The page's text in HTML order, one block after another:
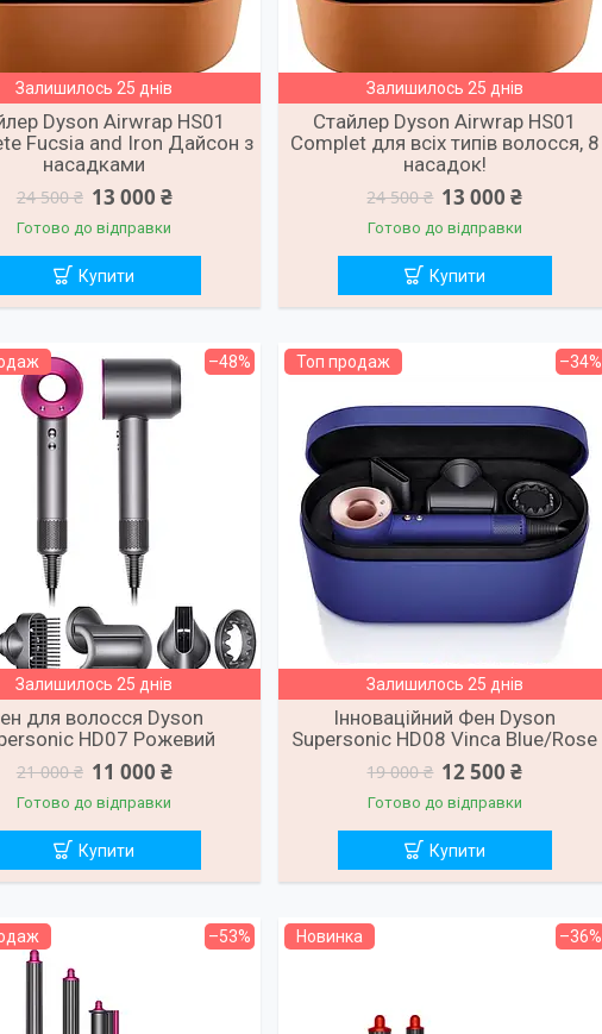
Залишилось 25 днів
Dyson Airwrap HS01
Fucsia and Iron Дайсон з
насадками
24 500 ₴ 13 000 ₴
Готово до відправки
Купити
Залишилось 25 днів
Стайлер Dyson Airwrap HS01
Complet для всіх типів волосся, 8
насадок!
24 500 ₴ 13 000 ₴
Готово до відправки
Купити
–48%
Залишилось 25 днів
для волосся Dyson
HD07 Рожевий
21 000 ₴ 11 000 ₴
Готово до відправки
Купити
Топ продаж –34%
Залишилось 25 днів
Інноваційний Фен Dyson
Supersonic HD08 Vinca Blue/Rose
19 000 ₴ 12 500 ₴
Готово до відправки
Купити
–53% Новинка –36%